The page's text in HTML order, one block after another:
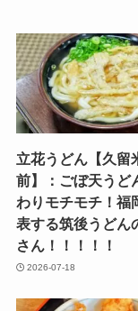
立花うどん【久留
前】：ごぼ天う
わりモチモチ！福
表する筑後うどん
さん！！！！！
2026-07-18